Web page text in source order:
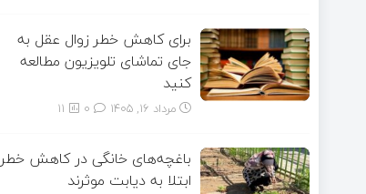
برای کاهش خطر زوال عقل به
جای تماشای تلویزیون مطالعه
کنید
مرداد ۱۶, ۱۴۰۵ 11
باغچه‌های خانگی در کاهش خطر
ابتلا به دیابت موثرند